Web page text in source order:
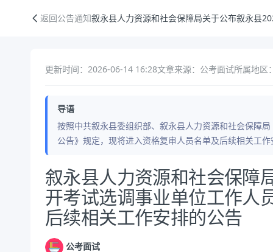
返回公告通知叙永县人力资源和社会保障局关于公布叙永县
更新时间：2026-06-14 16:28文章来源：公考面试所属地区
导语
按照中共叙永县委组织部、叙永县人力资源和社会保障
公告》规定，现将进入资格复审人员名单及后续相关工
公告正文
叙永县人力资源和社会保障
开考试选调事业单位工作人
后续相关工作安排的公告
公考面试